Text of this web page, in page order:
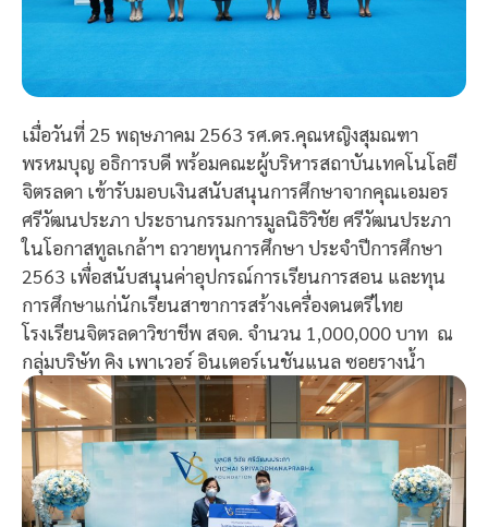
เมื่อวันที่ 25 พฤษภาคม 2563 รศ.ดร.คุณหญิงสุมณฑา
พรหมบุญ อธิการบดี พร้อมคณะผู้บริหารสถาบันเทคโนโลยี
จิตรลดา เข้ารับมอบเงินสนับสนุนการศึกษาจากคุณเอมอร
ศรีวัฒนประภา ประธานกรรมการมูลนิธิวิชัย ศรีวัฒนประภา
ในโอกาสทูลเกล้าฯ ถวายทุนการศึกษา ประจำปีการศึกษา
2563 เพื่อสนับสนุนค่าอุปกรณ์การเรียนการสอน และทุน
การศึกษาแก่นักเรียนสาขาการสร้างเครื่องดนตรีไทย
โรงเรียนจิตรลดาวิชาชีพ สจด. จำนวน 1,000,000 บาท ณ
กลุ่มบริษัท คิง เพาเวอร์ อินเตอร์เนชันแนล ซอยรางน้ำ